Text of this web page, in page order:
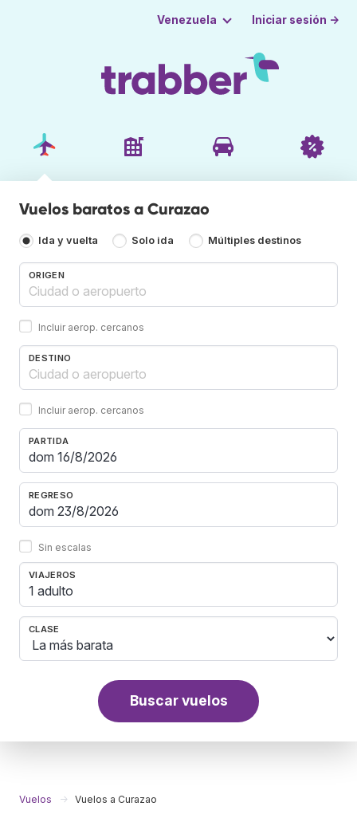
Venezuela Iniciar sesión →
Vuelos baratos a Curazao
Ida y vuelta Solo ida Múltiples destinos
ORIGEN
Incluir aerop. cercanos
DESTINO
Incluir aerop. cercanos
PARTIDA
REGRESO
Sin escalas
VIAJEROS
1 adulto
CLASE
Buscar vuelos
Vuelos Vuelos a Curazao